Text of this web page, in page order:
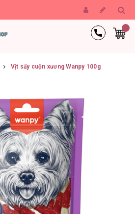
Vịt sấy cuộn xương Wanpy 100g